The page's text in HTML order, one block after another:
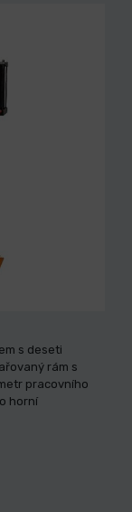
s deseti
rám s
pracovního
horní